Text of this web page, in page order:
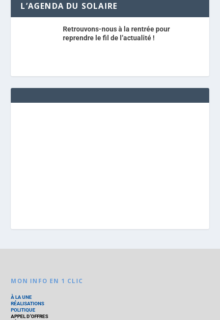
L’AGENDA DU SOLAIRE
Retrouvons-nous à la rentrée pour
reprendre le fil de l’actualité !
MON INFO EN 1 CLIC
À LA UNE
RÉALISATIONS
POLITIQUE
APPEL D’OFFRES